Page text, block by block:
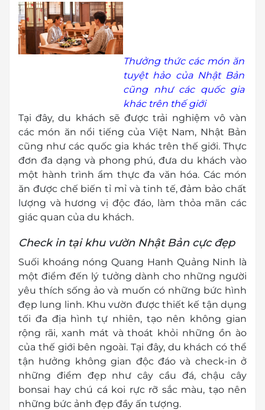
Thưởng thức các món ăn
tuyệt hảo của Nhật Bản
cũng như các quốc gia
khác trên thế giới
Tại đây, du khách sẽ được trải nghiệm vô vàn
các món ăn nổi tiếng của Việt Nam, Nhật Bản
cũng như các quốc gia khác trên thế giới. Thực
đơn đa dạng và phong phú, đưa du khách vào
một hành trình ẩm thực đa văn hóa. Các món
ăn được chế biến tỉ mỉ và tinh tế, đảm bảo chất
lượng và hương vị độc đáo, làm thỏa mãn các
giác quan của du khách.
Check in tại khu vườn Nhật Bản cực đẹp
Suối khoáng nóng Quang Hanh Quảng Ninh là
một điểm đến lý tưởng dành cho những người
yêu thích sống ảo và muốn có những bức hình
đẹp lung linh. Khu vườn được thiết kế tận dụng
tối đa địa hình tự nhiên, tạo nên không gian
rộng rãi, xanh mát và thoát khỏi những ồn ào
của thế giới bên ngoài. Tại đây, du khách có thể
tận hưởng không gian độc đáo và check-in ở
những điểm đẹp như cây cầu đá, chậu cây
bonsai hay chú cá koi rực rỡ sắc màu, tạo nên
những bức ảnh đẹp đầy ấn tượng.